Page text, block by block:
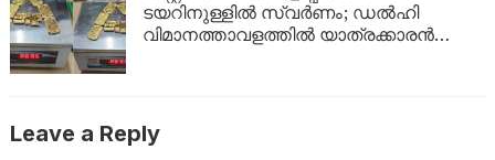
ടയറിനുള്ളിൽ സ്വർണം; ഡൽഹി
വിമാനത്താവളത്തിൽ യാത്രക്കാരൻ
Leave a Reply